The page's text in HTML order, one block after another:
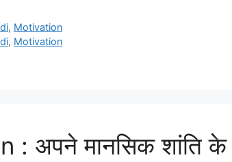
ar
e
, Motivation
, Motivation
अपने मानसिक शांति के